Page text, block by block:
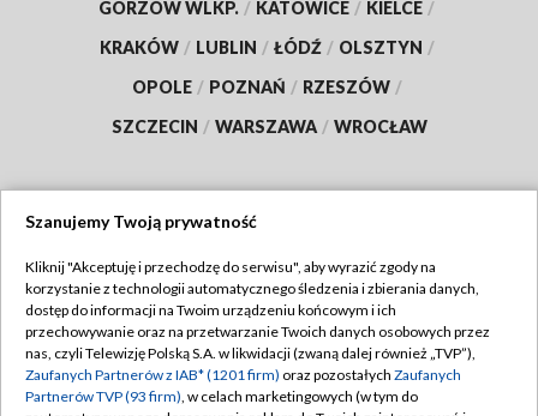
GORZÓW WLKP. / KATOWICE / KIELCE /
KRAKÓW / LUBLIN / ŁÓDŹ / OLSZTYN /
OPOLE / POZNAŃ / RZESZÓW /
SZCZECIN / WARSZAWA / WROCŁAW
TVP
Abonament TVP
Emisja w TVP
Centrum informacji TVP
Regulamin TVP
Polityka prywatności
Szanujemy Twoją prywatność
Kliknij "Akceptuję i przechodzę do serwisu", aby wyrazić zgody na
korzystanie z technologii automatycznego śledzenia i zbierania danych,
dostęp do informacji na Twoim urządzeniu końcowym i ich
przechowywanie oraz na przetwarzanie Twoich danych osobowych przez
nas, czyli Telewizję Polską S.A. w likwidacji (zwaną dalej również „TVP”),
Zaufanych Partnerów z IAB* (1201 firm) oraz pozostałych Zaufanych
Partnerów TVP (93 firm), w celach marketingowych (w tym do